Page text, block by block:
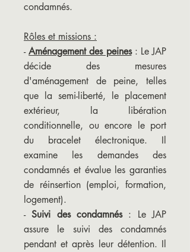
condamnés.
Rôles et missions :
-Aménagement des peines: Le JAP
décide des mesures
d'aménagement de peine, telles
que la semi-liberté, le placement
extérieur, la libération
conditionnelle, ou encore le port
du bracelet électronique. Il
examine les demandes des
condamnés et évalue les garanties
de réinsertion (emploi, formation,
logement).
-Suivi des condamnés: Le JAP
assure le suivi des condamnés
pendant et après leur détention. Il